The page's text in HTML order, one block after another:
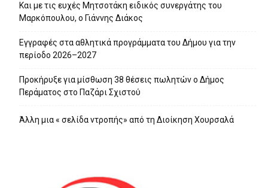
Και με τις ευχές Μητσοτάκη ειδικός συνεργάτης του
Μαρκόπουλου, ο Γιάννης Διάκος
Εγγραφές στα αθλητικά προγράμματα του Δήμου για την
περίοδο 2026–2027
Προκήρυξε για μίσθωση 38 θέσεις πωλητών ο Δήμος
Περάματος στο Παζάρι Σχιστού
Άλλη μια « σελίδα ντροπής» από τη Διοίκηση Χουρσαλά